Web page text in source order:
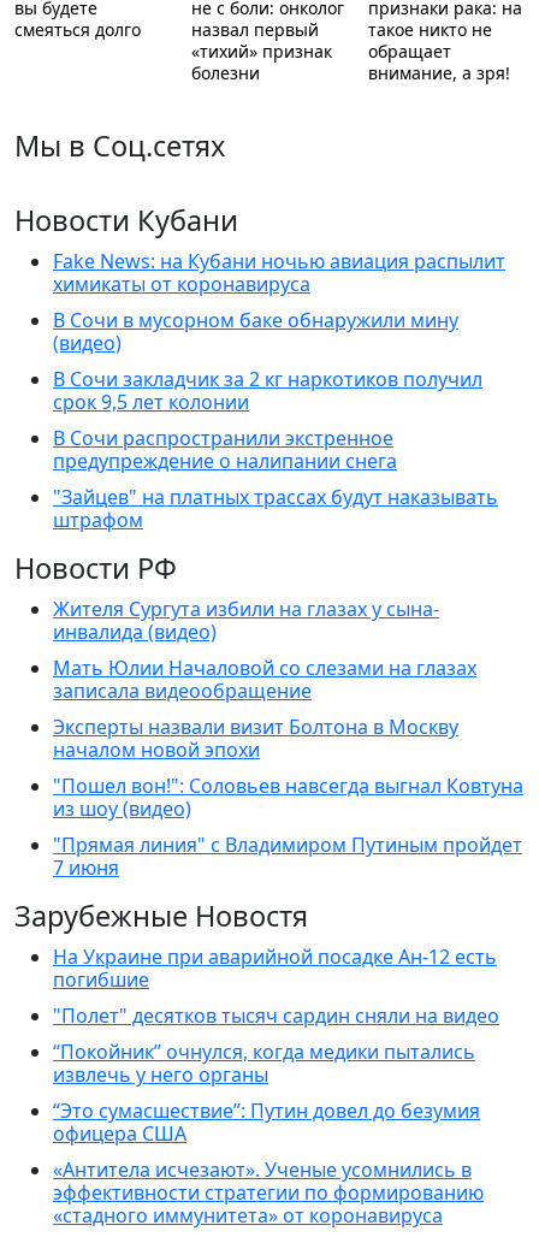
вы будете
смеяться долго
не с боли: онколог
назвал первый
«тихий» признак
болезни
признаки рака: на
такое никто не
обращает
внимание, а зря!
Мы в Соц.сетях
Новости Кубани
Fake News: на Кубани ночью авиация распылит
химикаты от коронавируса
В Сочи в мусорном баке обнаружили мину
(видео)
В Сочи закладчик за 2 кг наркотиков получил
срок 9,5 лет колонии
В Сочи распространили экстренное
предупреждение о налипании снега
"Зайцев" на платных трассах будут наказывать
штрафом
Новости РФ
Жителя Сургута избили на глазах у сына-
инвалида (видео)
Мать Юлии Началовой со слезами на глазах
записала видеообращение
Эксперты назвали визит Болтона в Москву
началом новой эпохи
"Пошел вон!": Соловьев навсегда выгнал Ковтуна
из шоу (видео)
"Прямая линия" с Владимиром Путиным пройдет
7 июня
Зарубежные Новостя
На Украине при аварийной посадке Ан-12 есть
погибшие
"Полет" десятков тысяч сардин сняли на видео
“Покойник” очнулся, когда медики пытались
извлечь у него органы
“Это сумасшествие”: Путин довел до безумия
офицера США
«Антитела исчезают». Ученые усомнились в
эффективности стратегии по формированию
«стадного иммунитета» от коронавируса